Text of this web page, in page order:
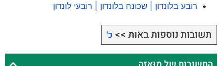
רובע בלונדון | שכונה בלונדון | רובעי לונדון
תשובות נוספות באות >> כ'